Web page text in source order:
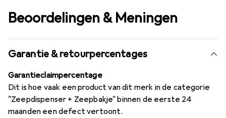
Beoordelingen & Meningen
Garantie & retourpercentages
Garantieclaimpercentage
Dit is hoe vaak een product van dit merk in de categorie
"Zeepdispenser + Zeepbakje" binnen de eerste 24
maanden een defect vertoont.